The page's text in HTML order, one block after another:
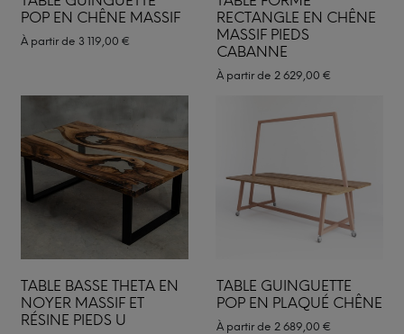
POP EN CHÊNE MASSIF
À partir de 3 119,00 €
RECTANGLE EN CHÊNE
MASSIF PIEDS
CABANNE
À partir de 2 629,00 €
TABLE BASSE THETA EN
NOYER MASSIF ET
RÉSINE PIEDS U
TABLE GUINGUETTE
POP EN PLAQUÉ CHÊNE
À partir de 2 689,00 €